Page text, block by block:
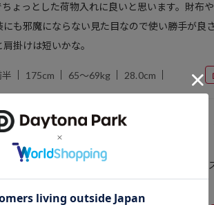
ょっとした荷物入れに良いと思います。財布
も邪魔にならない見た目なので使い勝手が良
掛けは短いかな。
175cm 65～69kg 28.0cm
入れづらく思ったより物が入りませんが サイ
け閉めに少しだけ力が要ります